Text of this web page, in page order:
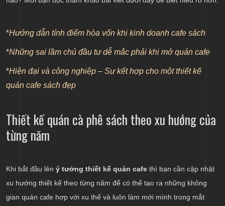
*Hướng dẫn tính điểm hòa vốn khi kinh doanh cafe sách
*Những sai lầm chủ đầu tư dễ mắc phải khi mở quán cafe
*Hiện đại và công nghiệp – Sự kết hợp cho một thiết kế
quán cafe sách đẹp
Thiết kế quán cà phê sách theo xu hướng của
từng năm
Khi bắt đầu lên ý tưởng thiết kế quán cafe thì bạn cần cập nhật
xu hướng thiết kế theo từng năm để có thể tạo ra những không
gian quán cafe hợp với xu thế và luôn làm mới mình trong mắt